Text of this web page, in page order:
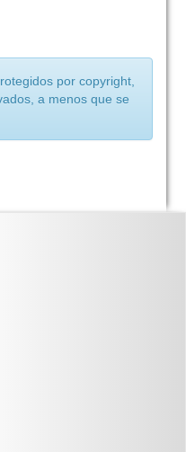
por copyright,
a menos que se